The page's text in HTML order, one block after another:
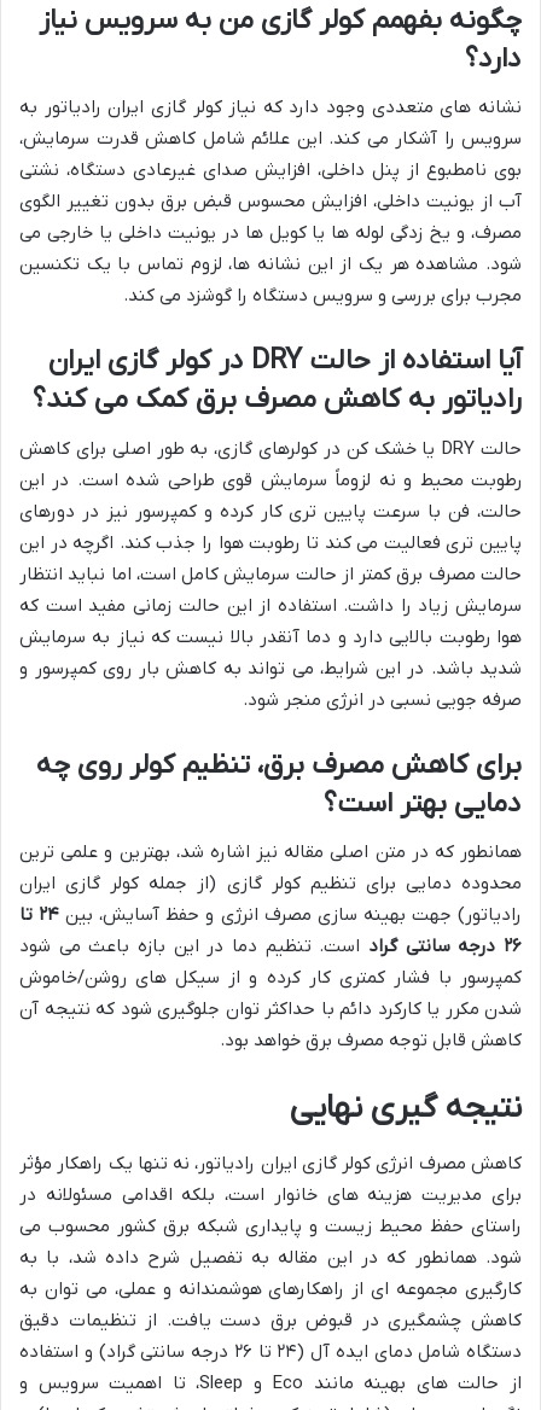
چگونه بفهمم کولر گازی من به سرویس نیاز
دارد؟
نشانه های متعددی وجود دارد که نیاز کولر گازی ایران رادیاتور به
سرویس را آشکار می کند. این علائم شامل کاهش قدرت سرمایش،
بوی نامطبوع از پنل داخلی، افزایش صدای غیرعادی دستگاه، نشتی
آب از یونیت داخلی، افزایش محسوس قبض برق بدون تغییر الگوی
مصرف، و یخ زدگی لوله ها یا کویل ها در یونیت داخلی یا خارجی می
شود. مشاهده هر یک از این نشانه ها، لزوم تماس با یک تکنسین
مجرب برای بررسی و سرویس دستگاه را گوشزد می کند.
آیا استفاده از حالت DRY در کولر گازی ایران
رادیاتور به کاهش مصرف برق کمک می کند؟
حالت DRY یا خشک کن در کولرهای گازی، به طور اصلی برای کاهش
رطوبت محیط و نه لزوماً سرمایش قوی طراحی شده است. در این
حالت، فن با سرعت پایین تری کار کرده و کمپرسور نیز در دورهای
پایین تری فعالیت می کند تا رطوبت هوا را جذب کند. اگرچه در این
حالت مصرف برق کمتر از حالت سرمایش کامل است، اما نباید انتظار
سرمایش زیاد را داشت. استفاده از این حالت زمانی مفید است که
هوا رطوبت بالایی دارد و دما آنقدر بالا نیست که نیاز به سرمایش
شدید باشد. در این شرایط، می تواند به کاهش بار روی کمپرسور و
صرفه جویی نسبی در انرژی منجر شود.
برای کاهش مصرف برق، تنظیم کولر روی چه
دمایی بهتر است؟
همانطور که در متن اصلی مقاله نیز اشاره شد، بهترین و علمی ترین
محدوده دمایی برای تنظیم کولر گازی (از جمله کولر گازی ایران
رادیاتور) جهت بهینه سازی مصرف انرژی و حفظ آسایش، بین
۲۴ تا
۲۶ درجه سانتی گراد
است. تنظیم دما در این بازه باعث می شود
کمپرسور با فشار کمتری کار کرده و از سیکل های روشن/خاموش
شدن مکرر یا کارکرد دائم با حداکثر توان جلوگیری شود که نتیجه آن
کاهش قابل توجه مصرف برق خواهد بود.
نتیجه گیری نهایی
کاهش مصرف انرژی کولر گازی ایران رادیاتور، نه تنها یک راهکار مؤثر
برای مدیریت هزینه های خانوار است، بلکه اقدامی مسئولانه در
راستای حفظ محیط زیست و پایداری شبکه برق کشور محسوب می
شود. همانطور که در این مقاله به تفصیل شرح داده شد، با به
کارگیری مجموعه ای از راهکارهای هوشمندانه و عملی، می توان به
کاهش چشمگیری در قبوض برق دست یافت. از تنظیمات دقیق
دستگاه شامل دمای ایده آل (۲۴ تا ۲۶ درجه سانتی گراد) و استفاده
از حالت های بهینه مانند Eco و Sleep، تا اهمیت سرویس و